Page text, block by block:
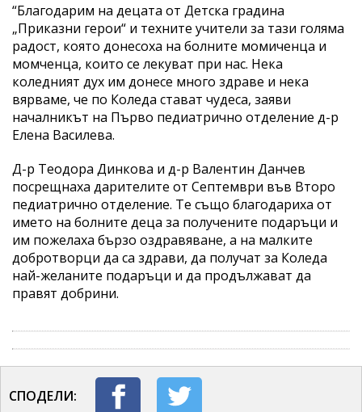
“Благодарим на децата от Детска градина
„Приказни герои“ и техните учители за тази голяма
радост, която донесоха на болните момиченца и
момченца, които се лекуват при нас. Нека
коледният дух им донесе много здраве и нека
вярваме, че по Коледа стават чудеса, заяви
началникът на Първо педиатрично отделение д-р
Елена Василева.
Д-р Теодора Динкова и д-р Валентин Данчев
посрещнаха дарителите от Септември във Второ
педиатрично отделение. Те също благодариха от
името на болните деца за получените подаръци и
им пожелаха бързо оздравяване, а на малките
добротворци да са здрави, да получат за Коледа
най-желаните подаръци и да продължават да
правят добрини.
СПОДЕЛИ: